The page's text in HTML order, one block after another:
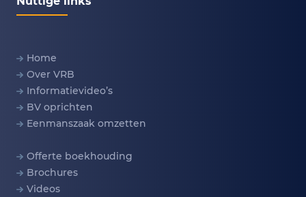
Home
Over VRB
Informatievideo’s
BV oprichten
Eenmanszaak omzetten
Offerte boekhouding
Brochures
Videos